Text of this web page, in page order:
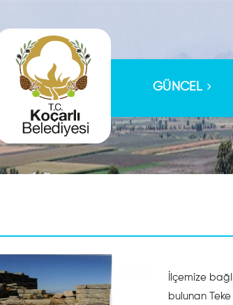
GÜNCEL
İlçemize
bulunan